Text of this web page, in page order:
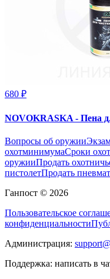
680 ₽
NOVOKRASKA - Пена
Вопросы об оружии
охотминимумаСроки
оружииПродать
пистолетПродать
Ганпост © 2026
Пользовательское
конфиденциальности
Администрация:
Поддержка: написать в